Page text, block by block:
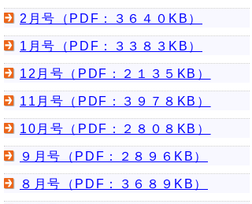
2月号（PDF：３６４０KB）
1月号（PDF：３３８３KB）
12月号（PDF：２１３５KB）
11月号（PDF：３９７８KB）
10月号（PDF：２８０８KB）
９月号（PDF：２８９６KB）
８月号（PDF：３６８９KB）